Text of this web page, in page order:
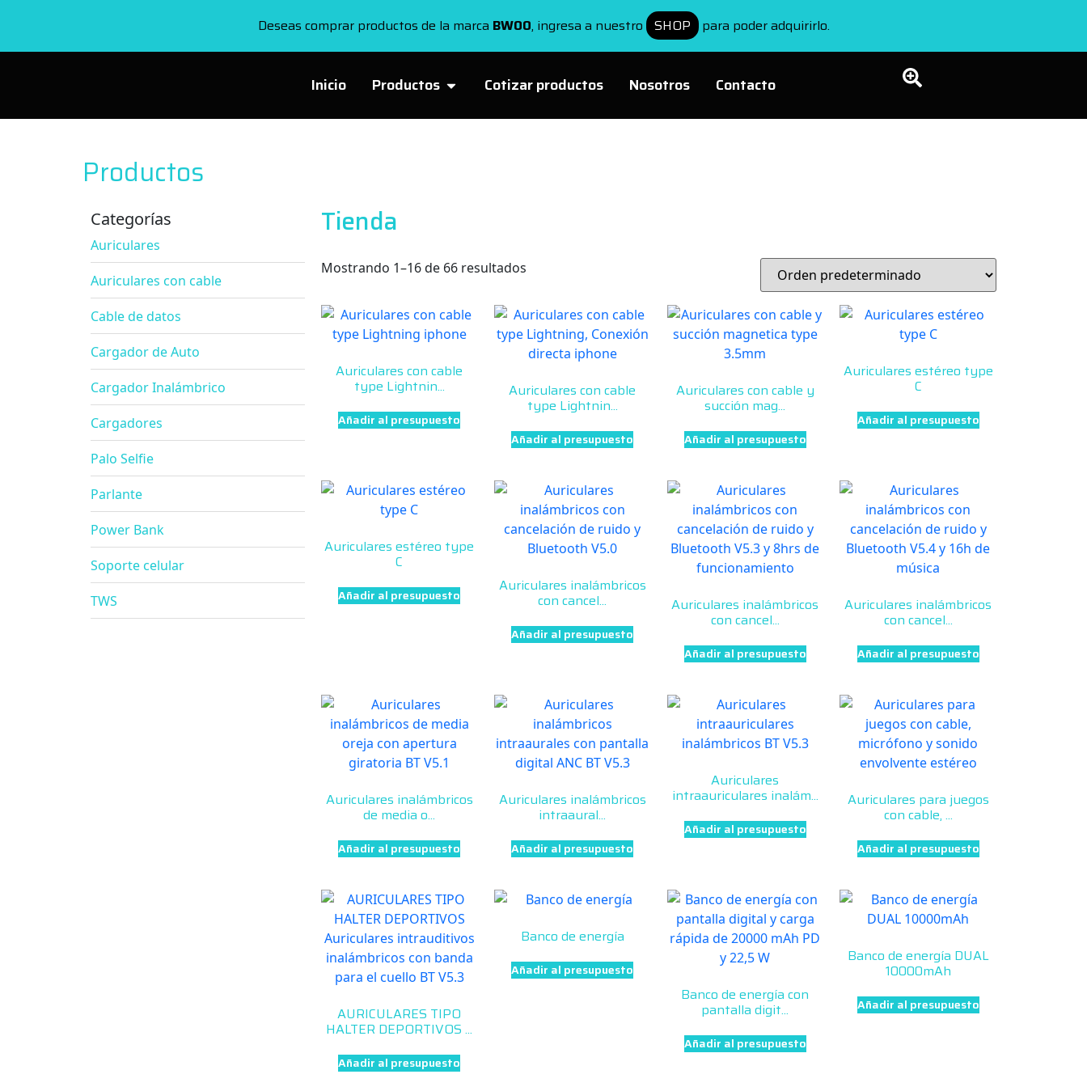
Deseas comprar productos de la marca BWOO, ingresa a nuestro SHOP para poder adquirirlo.
Inicio Productos Cotizar productos Nosotros Contacto
Productos
Categorías
Auriculares
Auriculares con cable
Cable de datos
Cargador de Auto
Cargador Inalámbrico
Cargadores
Palo Selfie
Parlante
Power Bank
Soporte celular
TWS
Tienda
Mostrando 1–16 de 66 resultados
Auriculares con cable
type Lightnin...
Añadir al presupuesto
Auriculares con cable
type Lightnin...
Añadir al presupuesto
Auriculares con cable y
succión mag...
Añadir al presupuesto
Auriculares estéreo type
C
Añadir al presupuesto
Auriculares estéreo type
C
Añadir al presupuesto Auriculares inalámbricos
con cancel...
Añadir al presupuesto
Auriculares inalámbricos
con cancel...
Añadir al presupuesto
Auriculares inalámbricos
con cancel...
Añadir al presupuesto
Auriculares inalámbricos
de media o...
Añadir al presupuesto
Auriculares inalámbricos
intraaural...
Añadir al presupuesto
Auriculares
intraauriculares inalám...
Añadir al presupuesto
Auriculares para juegos
con cable, ...
Añadir al presupuesto
AURICULARES TIPO
HALTER DEPORTIVOS ...
Añadir al presupuesto
Banco de energía
Añadir al presupuesto
Banco de energía con
pantalla digit...
Añadir al presupuesto
Banco de energía DUAL
10000mAh
Añadir al presupuesto